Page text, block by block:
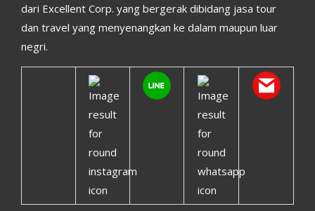
dari Excellent Corp. yang bergerak dibidang jasa tour
dan travel yang menyenangkan ke dalam maupun luar
negri.